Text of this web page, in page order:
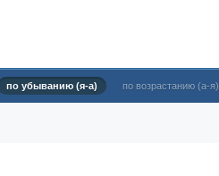
по убыванию (я-а) по возрастанию (а-я)